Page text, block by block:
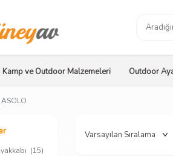
Kamp ve Outdoor Malzemeleri Outdoor
ASOLO
(15)